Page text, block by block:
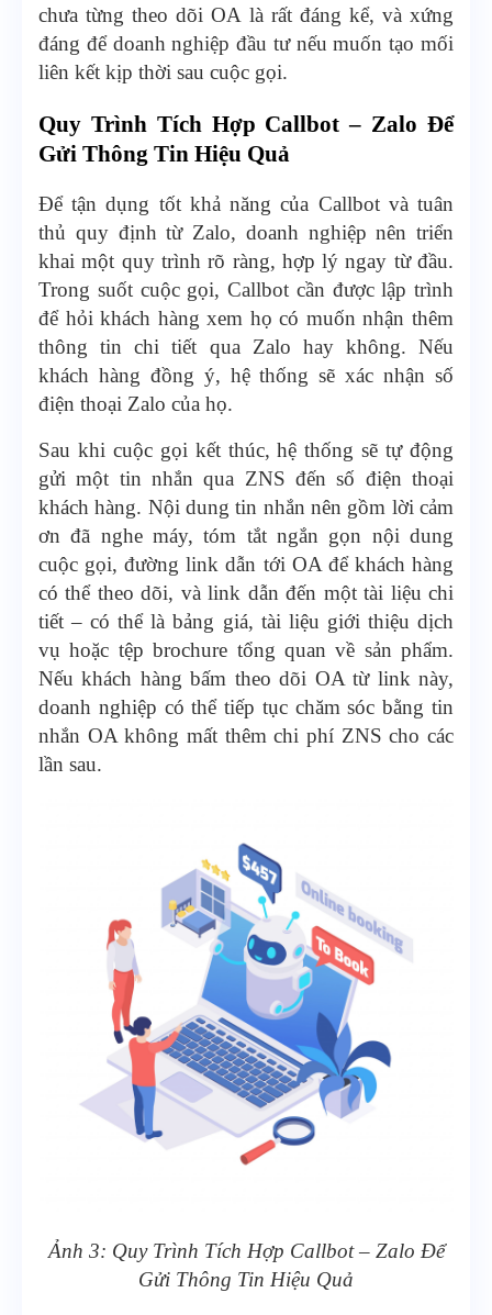
chưa từng theo dõi OA là rất đáng kể, và xứng
đáng để doanh nghiệp đầu tư nếu muốn tạo mối
liên kết kịp thời sau cuộc gọi.
Quy Trình Tích Hợp Callbot – Zalo Để
Gửi Thông Tin Hiệu Quả
Để tận dụng tốt khả năng của Callbot và tuân
thủ quy định từ Zalo, doanh nghiệp nên triển
khai một quy trình rõ ràng, hợp lý ngay từ đầu.
Trong suốt cuộc gọi, Callbot cần được lập trình
để hỏi khách hàng xem họ có muốn nhận thêm
thông tin chi tiết qua Zalo hay không. Nếu
khách hàng đồng ý, hệ thống sẽ xác nhận số
điện thoại Zalo của họ.
Sau khi cuộc gọi kết thúc, hệ thống sẽ tự động
gửi một tin nhắn qua ZNS đến số điện thoại
khách hàng. Nội dung tin nhắn nên gồm lời cảm
ơn đã nghe máy, tóm tắt ngắn gọn nội dung
cuộc gọi, đường link dẫn tới OA để khách hàng
có thể theo dõi, và link dẫn đến một tài liệu chi
tiết – có thể là bảng giá, tài liệu giới thiệu dịch
vụ hoặc tệp brochure tổng quan về sản phẩm.
Nếu khách hàng bấm theo dõi OA từ link này,
doanh nghiệp có thể tiếp tục chăm sóc bằng tin
nhắn OA không mất thêm chi phí ZNS cho các
lần sau.
Ảnh 3: Quy Trình Tích Hợp Callbot – Zalo Để
Gửi Thông Tin Hiệu Quả